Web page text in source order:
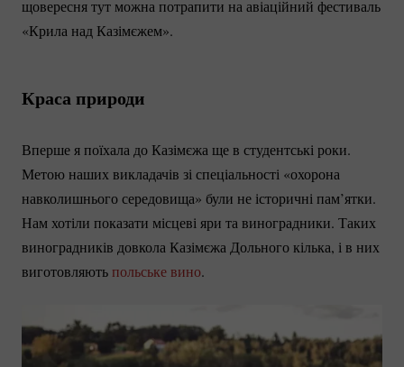
щовересня тут можна потрапити на авіаційний фестиваль
«Крила над Казімєжем».
Краса природи
Вперше я поїхала до Казімєжа ще в студентські роки.
Метою наших викладачів зі спеціальності «охорона
навколишнього середовища» були не історичні пам’ятки.
Нам хотіли показати місцеві яри та виноградники. Таких
виноградників довкола Казімєжа Дольного кілька, і в них
виготовляють польське вино.